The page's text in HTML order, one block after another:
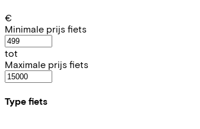
€
Minimale prijs fiets
tot
Maximale prijs fiets
Type fiets